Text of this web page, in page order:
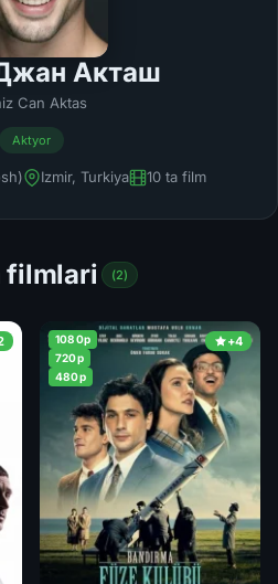
Акташ
Can Aktas
Aktyor
Izmir, Turkiya 10 ta film
filmlari (2)
+4
1080p
720p
480p